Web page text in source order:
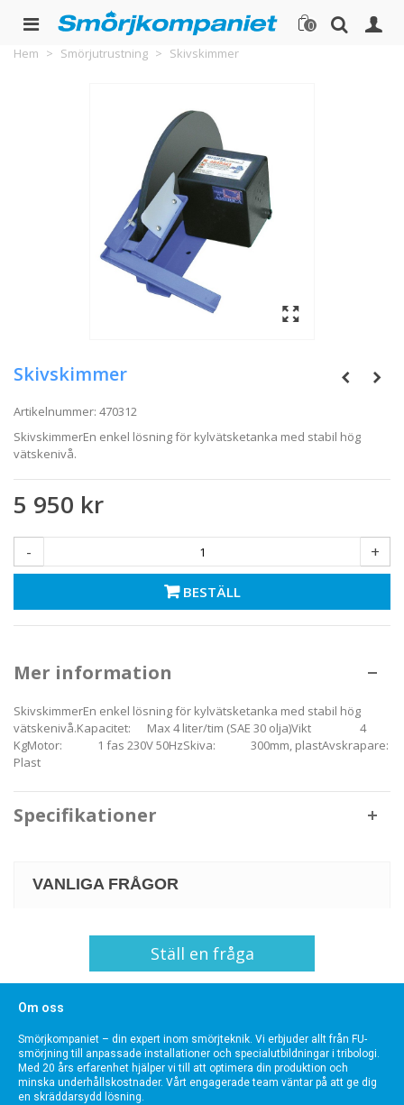
0
Hem > Smörjutrustning > Skivskimmer
Skivskimmer
Artikelnummer: 470312
SkivskimmerEn enkel lösning för kylvätsketanka med stabil hög
vätskenivå.
5 950 kr
- +
BESTÄLL
Mer information
SkivskimmerEn enkel lösning för kylvätsketanka med stabil hög
vätskenivå.Kapacitet: Max 4 liter/tim (SAE 30 olja)Vikt 4
KgMotor: 1 fas 230V 50HzSkiva: 300mm, plastAvskrapare:
Plast
Specifikationer
VANLIGA FRÅGOR
Ställ en fråga
Om oss
Smörjkompaniet – din expert inom smörjteknik. Vi erbjuder allt från FU-
smörjning till anpassade installationer och specialutbildningar i tribologi.
Med 20 års erfarenhet hjälper vi till att optimera din produktion och
minska underhållskostnader. Vårt engagerade team väntar på att ge dig
en skräddarsydd lösning.